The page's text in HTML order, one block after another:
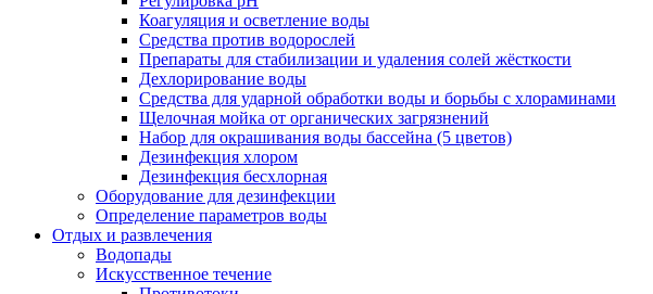
Коагуляция и осветление воды
Средства против водорослей
Препараты для стабилизации и удаления солей жёсткости
Дехлорирование воды
Средства для ударной обработки воды и борьбы с хлораминами
Щелочная мойка от органических загрязнений
Набор для окрашивания воды бассейна (5 цветов)
Дезинфекция хлором
Дезинфекция бесхлорная
Оборудование для дезинфекции
Определение параметров воды
Отдых и развлечения
Водопады
Искусственное течение